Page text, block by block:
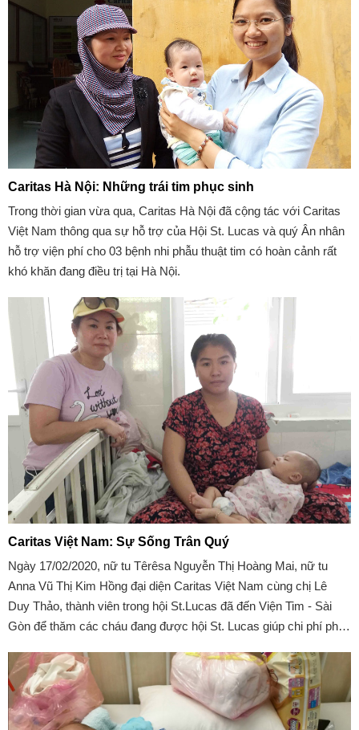
Caritas Hà Nội: Những trái tim phục sinh
Trong thời gian vừa qua, Caritas Hà Nội đã cộng tác với Caritas
Việt Nam thông qua sự hỗ trợ của Hội St. Lucas và quý Ân nhân
hỗ trợ viện phí cho 03 bệnh nhi phẫu thuật tim có hoàn cảnh rất
khó khăn đang điều trị tại Hà Nội.
Caritas Việt Nam: Sự Sống Trân Quý
Ngày 17/02/2020, nữ tu Têrêsa Nguyễn Thị Hoàng Mai, nữ tu
Anna Vũ Thị Kim Hồng đại diện Caritas Việt Nam cùng chị Lê
Duy Thảo, thành viên trong hội St.Lucas đã đến Viện Tim - Sài
Gòn để thăm các cháu đang được hội St. Lucas giúp chi phí phẫu